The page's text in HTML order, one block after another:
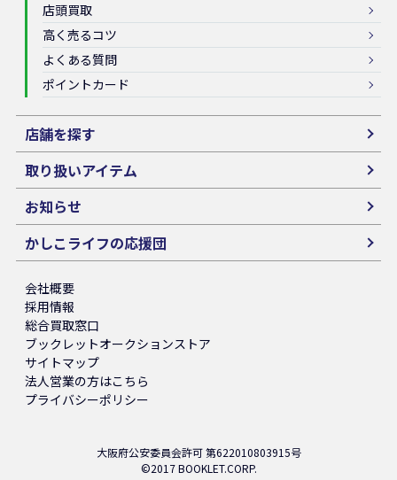
店頭買取
高く売るコツ
よくある質問
ポイントカード
店舗を探す
取り扱いアイテム
お知らせ
かしこライフの応援団
会社概要
採用情報
総合買取窓口
ブックレットオークションストア
サイトマップ
法人営業の方はこちら
プライバシーポリシー
大阪府公安委員会許可 第622010803915号
©2017 BOOKLET.CORP.